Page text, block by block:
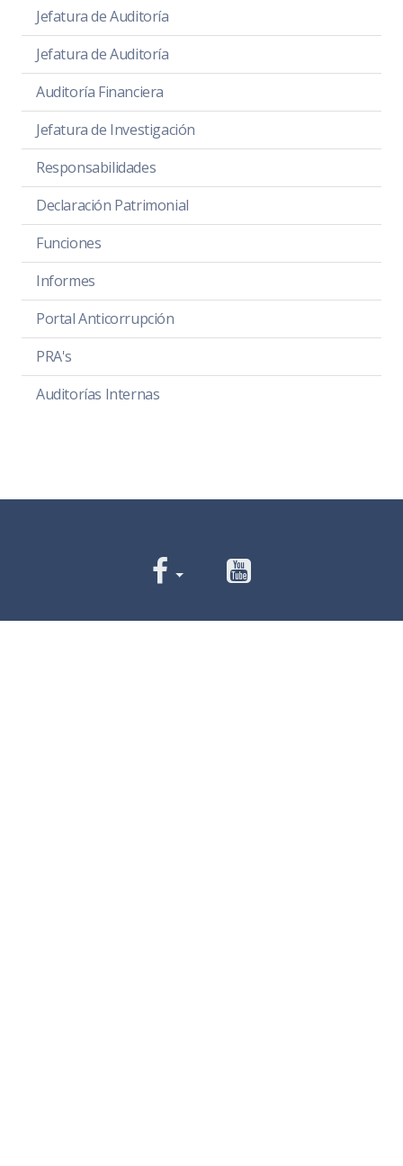
Jefatura de Auditoría
Jefatura de Auditoría
Auditoría Financiera
Jefatura de Investigación
Responsabilidades
Declaración Patrimonial
Funciones
Informes
Portal Anticorrupción
PRA's
Auditorías Internas